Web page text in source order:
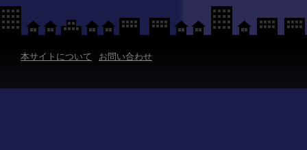
本サイトについて お問い合わせ